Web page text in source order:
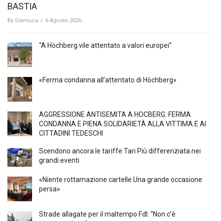
BASTIA
By Gianluca / 6 Agosto 2026
“A Höchberg vile attentato a valori europei”
«Ferma condanna all’attentato di Höchberg»
AGGRESSIONE ANTISEMITA A HÖCBERG: FERMA
CONDANNA E PIENA SOLIDARIETÀ ALLA VITTIMA E AI
CITTADINI TEDESCHI
Scendono ancora le tariffe Tari Più differenziata nei
grandi eventi
«Niente rottamazione cartelle Una grande occasione
persa»
Strade allagate per il maltempo FdI: “Non c’è